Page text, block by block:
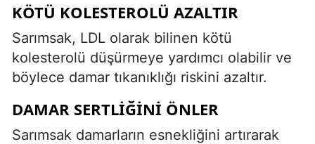
KÖTÜ KOLESTEROLÜ AZALTIR
Sarımsak, LDL olarak bilinen kötü
kolesterolü düşürmeye yardımcı olabilir ve
böylece damar tıkanıklığı riskini azaltır.
DAMAR SERTLIĞINI ÖNLER
Sarımsak damarların esnekliğini artırarak